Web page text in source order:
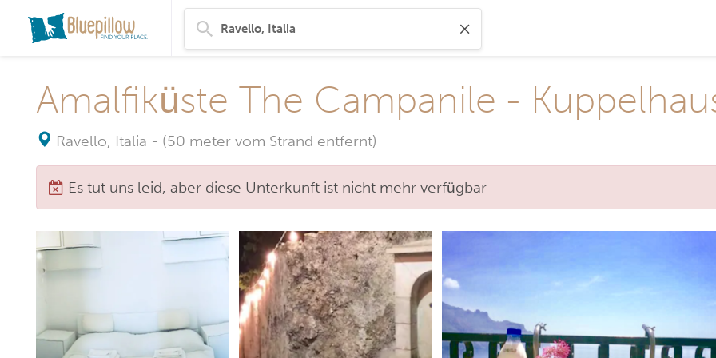
Amalfiküste The Campanile -
Ravello, Italia - (50 meter vom Strand entfernt)
Es tut uns leid, aber diese Unterkunft ist nicht mehr verfügbar